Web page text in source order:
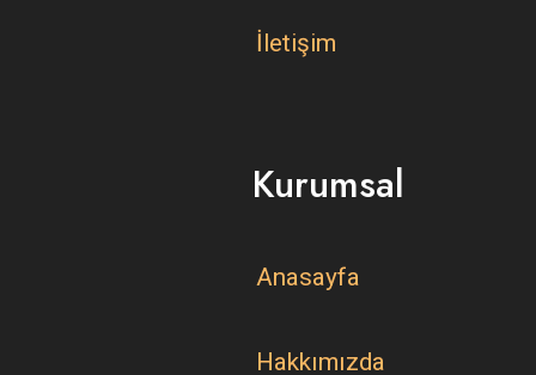
İletişim
Kurumsal
Anasayfa
Hakkımızda